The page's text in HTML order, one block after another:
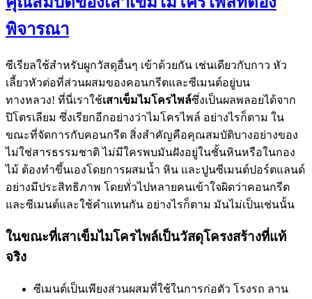
พิจารณา
ซีเรียลใช้สำหรับผูกวัสดุอื่นๆ เข้าด้วยกัน เช่นเดียวกับกาว หัว
เลี้ยวหัวต่อที่ส่วนผสมของคอนกรีตและซีเมนต์อยู่บน
ทางหลวง! ที่นี่เราใช้เสาเข็มไมโครไพล์ซึ่งเป็นผลพลอยได้จาก
ปิโตรเลียม ซึ่งเรียกอีกอย่างว่าไมโครไพล์ อย่างไรก็ตาม ใน
ขณะที่จัดการกับคอนกรีต สิ่งสำคัญคือคุณสมบัติบางอย่างของ
ไม่ใช่สารธรรมชาติ ไม่มีใครพบมันฝังอยู่ในชั้นหินหรือในกอง
ไม้ ต้องทำขึ้นเองโดยการผสมน้ำ หิน และปูนซีเมนต์ปอร์ตแลนด์
อย่างมีประสิทธิภาพ โดยทั่วไปหลายคนเข้าใจผิดว่าคอนกรีต
และซีเมนต์และใช้คำแทนกัน อย่างไรก็ตาม มันไม่เป็นเช่นนั้น
ในขณะที่เสาเข็มไมโครไพล์เป็นวัสดุโครงสร้างที่แท้
จริง
ซีเมนต์เป็นเพียงส่วนผสมที่ใช้ในการก่อตัว โรงรถ ลาน